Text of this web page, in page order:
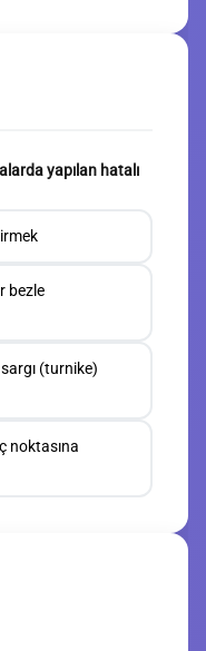
yapılan hatalı
bezle
(turnike)
noktasına